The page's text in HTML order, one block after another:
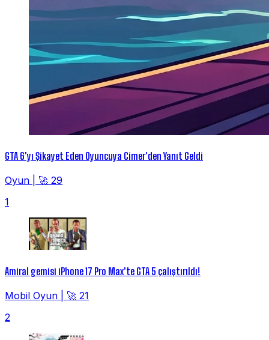
GTA 6'yı Şikayet Eden Oyuncuya Cimer'den Yanıt Geldi
Oyun
🚀 29
1
Amiral gemisi iPhone 17 Pro Max'te GTA 5 çalıştırıldı!
Mobil Oyun
🚀 21
2